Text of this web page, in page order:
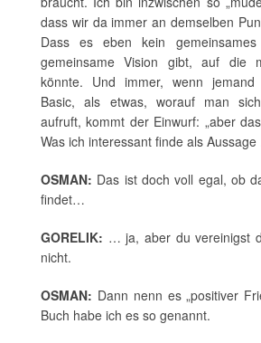
dass wir da immer an demselben
Dass es eben kein
gemeinsame Vision gibt, auf die
könnte. Und immer, wenn jemand
Basic, als etwas, worauf man
aufruft, kommt der Einwurf: „aber
Was ich interessant finde als
OSMAN: Das ist doch voll egal, ob
findet…
GORELIK: … ja, aber du vereinigst
nicht.
OSMAN: Dann nenn es „positiver
Buch habe ich es so genannt.